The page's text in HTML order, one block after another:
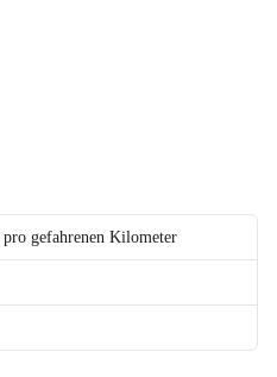
pro gefahrenen Kilometer